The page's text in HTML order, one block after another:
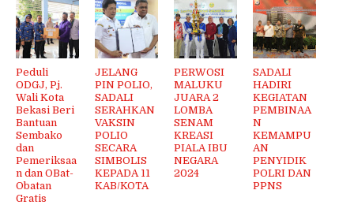
Peduli
ODGJ, Pj.
Wali Kota
Bekasi Beri
Bantuan
Sembako
dan
Pemeriksaa
n dan OBat-
Obatan
Gratis
JELANG
PIN POLIO,
SADALI
SERAHKAN
VAKSIN
POLIO
SECARA
SIMBOLIS
KEPADA 11
KAB/KOTA
PERWOSI
MALUKU
JUARA 2
LOMBA
SENAM
KREASI
PIALA IBU
NEGARA
2024
SADALI
HADIRI
KEGIATAN
PEMBINAA
N
KEMAMPU
AN
PENYIDIK
POLRI DAN
PPNS